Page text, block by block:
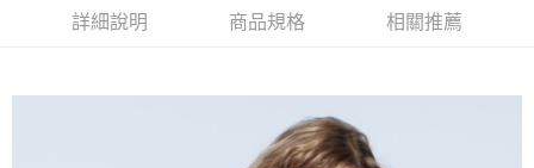
玉山商業銀行
星展（台灣）商業銀行
台新國際商業銀行
中國信託商業銀行
Google Pay
1.本服務由台灣大哥大提供，台灣大哥大用戶可立即使用無須另外申請。
詳細說明 商品規格 相關推薦